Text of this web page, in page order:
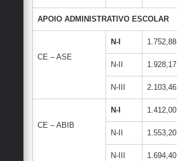
APOIO ADMINISTRATIVO ESCOLAR
CE – ASE
N-I 1.752,88
N-II 1.928,17
N-III 2.103,46
CE – ABIB
N-I 1.412,00
N-II 1.553,20
N-III 1.694,40